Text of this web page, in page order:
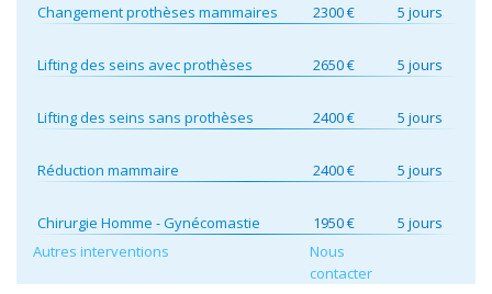
Changement prothèses mammaires 2300 € 5 jours
Lifting des seins avec prothèses 2650 € 5 jours
Lifting des seins sans prothèses 2400 € 5 jours
Réduction mammaire 2400 € 5 jours
Chirurgie Homme - Gynécomastie 1950 €
5 jours
Autres interventions
Nous
contacter